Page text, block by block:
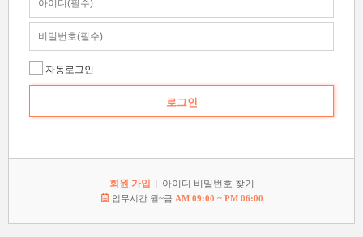
자동로그인
회원 가입 아이디 비밀번호 찾기
업무시간 월~금 AM 09:00 ~ PM 06:00